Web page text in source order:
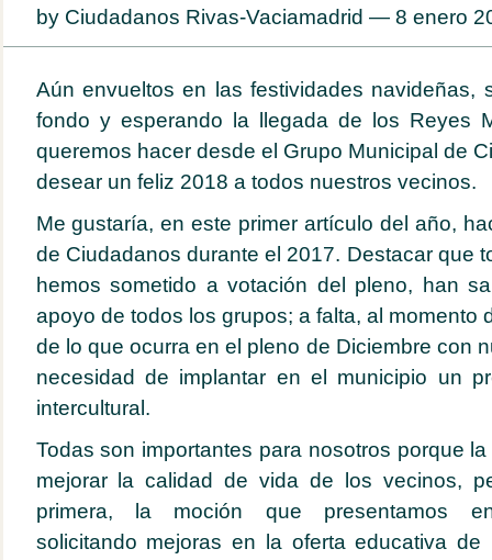
by Ciudadanos Rivas-Vaciamadrid — 8 enero
Aún envueltos en las festividades navideñas,
fondo y esperando la llegada de los Reyes
queremos hacer desde el Grupo Municipal de
desear un feliz 2018 a todos nuestros vecinos.
Me gustaría, en este primer artículo del año,
de Ciudadanos durante el 2017. Destacar que
hemos sometido a votación del pleno, han
apoyo de todos los grupos; a falta, al momento
de lo que ocurra en el pleno de Diciembre con
necesidad de implantar en el municipio un
intercultural.
Todas son importantes para nosotros porque
mejorar la calidad de vida de los vecinos,
primera, la moción que presentamos
solicitando mejoras en la oferta educativa de